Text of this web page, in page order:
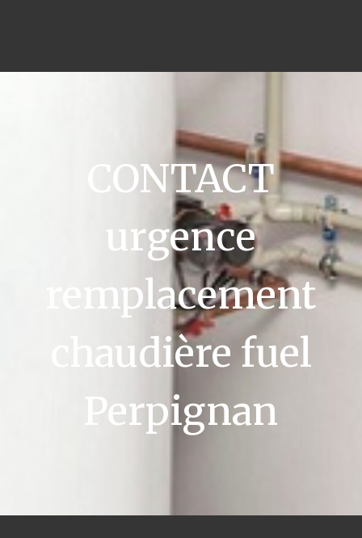
CONTACT
urgence
remplacement
chaudière fuel
Perpignan